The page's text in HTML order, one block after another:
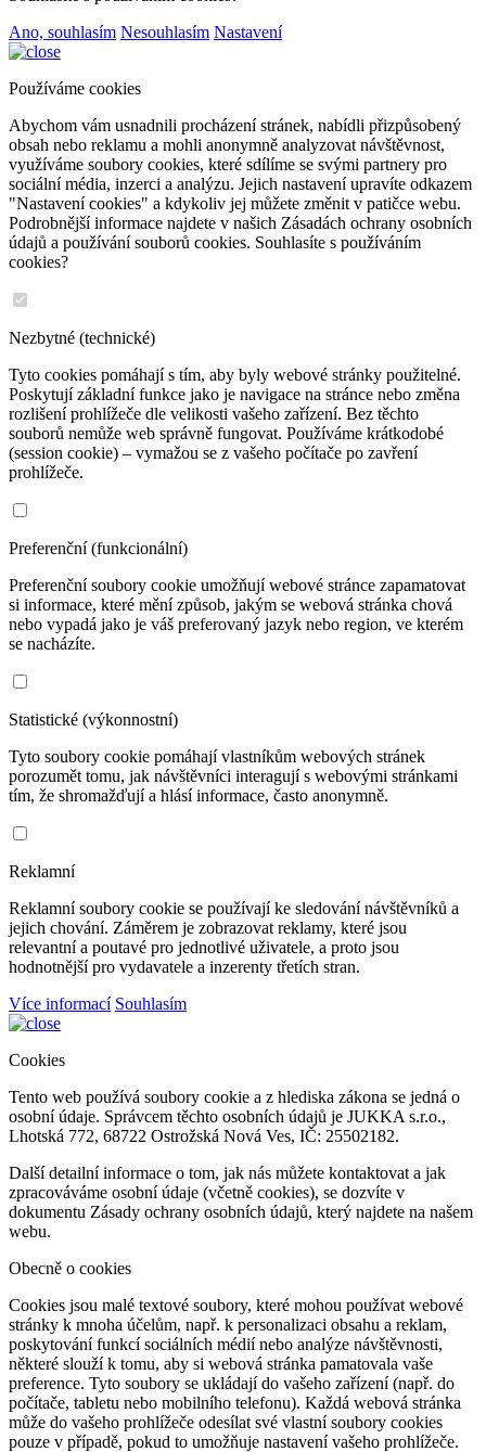
Ano, souhlasím Nesouhlasím Nastavení
Používáme cookies
Abychom vám usnadnili procházení stránek, nabídli přizpůsobený
obsah nebo reklamu a mohli anonymně analyzovat návštěvnost,
využíváme soubory cookies, které sdílíme se svými partnery pro
sociální média, inzerci a analýzu. Jejich nastavení upravíte odkazem
"Nastavení cookies" a kdykoliv jej můžete změnit v patičce webu.
Podrobnější informace najdete v našich Zásadách ochrany osobních
údajů a používání souborů cookies. Souhlasíte s používáním
cookies?
Nezbytné (technické)
Tyto cookies pomáhají s tím, aby byly webové stránky použitelné.
Poskytují základní funkce jako je navigace na stránce nebo změna
rozlišení prohlížeče dle velikosti vašeho zařízení. Bez těchto
souborů nemůže web správně fungovat. Používáme krátkodobé
(session cookie) – vymažou se z vašeho počítače po zavření
prohlížeče.
Preferenční (funkcionální)
Preferenční soubory cookie umožňují webové stránce zapamatovat
si informace, které mění způsob, jakým se webová stránka chová
nebo vypadá jako je váš preferovaný jazyk nebo region, ve kterém
se nacházíte.
Statistické (výkonnostní)
Tyto soubory cookie pomáhají vlastníkům webových stránek
porozumět tomu, jak návštěvníci interagují s webovými stránkami
tím, že shromažďují a hlásí informace, často anonymně.
Reklamní
Reklamní soubory cookie se používají ke sledování návštěvníků a
jejich chování. Záměrem je zobrazovat reklamy, které jsou
relevantní a poutavé pro jednotlivé uživatele, a proto jsou
hodnotnější pro vydavatele a inzerenty třetích stran.
Více informací Souhlasím
Cookies
Tento web používá soubory cookie a z hlediska zákona se jedná o
osobní údaje. Správcem těchto osobních údajů je JUKKA s.r.o.,
Lhotská 772, 68722 Ostrožská Nová Ves, IČ: 25502182.
Další detailní informace o tom, jak nás můžete kontaktovat a jak
zpracováváme osobní údaje (včetně cookies), se dozvíte v
dokumentu Zásady ochrany osobních údajů, který najdete na našem
webu.
Obecně o cookies
Cookies jsou malé textové soubory, které mohou používat webové
stránky k mnoha účelům, např. k personalizaci obsahu a reklam,
poskytování funkcí sociálních médií nebo analýze návštěvnosti,
některé slouží k tomu, aby si webová stránka pamatovala vaše
preference. Tyto soubory se ukládají do vašeho zařízení (např. do
počítače, tabletu nebo mobilního telefonu). Každá webová stránka
může do vašeho prohlížeče odesílat své vlastní soubory cookies
pouze v případě, pokud to umožňuje nastavení vašeho prohlížeče.